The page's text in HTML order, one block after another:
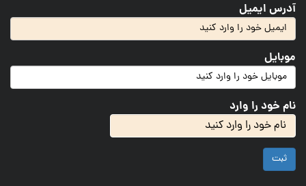
آدرس ایمیل
موبایل
نام خود را وارد
ثبت